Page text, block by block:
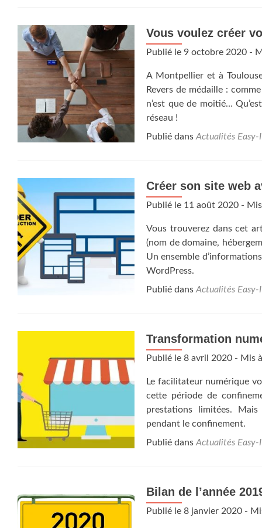
Vous voulez créer
Publié le 9 octobre 2020 -
A Montpellier et à
Revers de médaille :
n’est que de moitié…
réseau !
Publié dans Actualités Easy-
Créer son site web
Publié le 11 août 2020 -
Vous trouverez dans cet
(nom de domaine,
Un ensemble
WordPress.
Publié dans Actualités Easy-
Transformation
Publié le 8 avril 2020 - Mis
Le facilitateur numérique
cette période de
prestations limitées.
pendant le confinement.
Publié dans Actualités Easy-
Bilan de l’année
Publié le 8 janvier 2020 -